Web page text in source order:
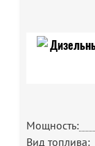
Мощность:
Вид топлива: